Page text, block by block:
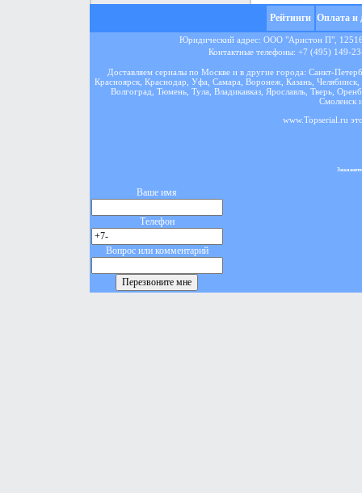
Рейтинги Оплата и
Юридический адрес: ООО "Аристон П",
Контактные телефоны: +7 (495) 149-
Доставляем сериалы по Москве и в другие города: Санкт-
Красноярск, Краснодар, Уфа, Самара, Воронеж, Казань,
Волгоград, Тюмень, Тула, Владикавказ, Ярославль, Тверь,
Смоленск
www.Topserial.ru
Ваше имя
Телефон
Вопрос или комментарий